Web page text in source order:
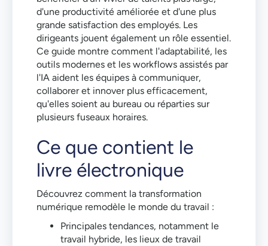
d'une productivité améliorée et d'une plus
grande satisfaction des employés. Les
dirigeants jouent également un rôle essentiel.
Ce guide montre comment l'adaptabilité, les
outils modernes et les workflows assistés par
l'IA aident les équipes à communiquer,
collaborer et innover plus efficacement,
qu'elles soient au bureau ou réparties sur
plusieurs fuseaux horaires.
Ce que contient le
livre électronique
Découvrez comment la transformation
numérique remodèle le monde du travail :
Principales tendances, notamment le
travail hybride, les lieux de travail